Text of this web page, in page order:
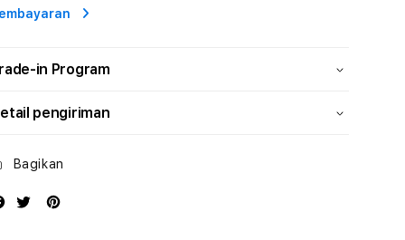
in Program
pengiriman
Bagikan